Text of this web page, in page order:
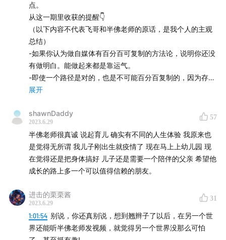
B 站用户还是最包容的，对 up 主恰饭相对宽容
整个市场就是两极分化的
预算投放的现实情况
Part2 “做内容”的真诚建议
不要挑平台，得先去做才知道是什么样的感觉
全职做自媒体的前提：兼职收入是全职的三倍
最稳妥的办法：攥好手里的主业，多尝试副业
自媒体成功的正确答案只有一个：运气好
成功路径不可复制，就像刻舟求剑
点。
从这一期里收获的提醒👇
（以下内容不代表飞哥和半佛老师的原话，是我个人的主观
总结）
-如果你认为做自媒体有百分百可复制的方法论，说明你还没
有做明白。能做起来都是靠运气。
-即使一个路径是对的，也是不可能百分百复制的，因为存在
时空的变化，复制过去的成功路径就是在刻舟求剑。
限，运气保证上限。
-AI写作对内容创作目前起不到太大的作用，效率依然达不到
一个熟练的内容创作者的水平。AI不是一个很好的写手，但
AI是一个能给人很多启发的很博学的人。
-在内容创作上，目前对AI更好的应用是写好一段内容，让AI
来挑战、质疑我们。我们当作者，让AI当编辑。
约因素，因为很多行业是不存在试错空间的，容错范围极
小，是不会允许高频的试错的，所以必然无法融入基于大模
型的AI。
展开
shawnDaddy
2023.6.29
57
半佛老师很真诚 说起育儿 确实有不同的人生体验 我原来也
是觉得无所谓 我儿子刚出生就疫情了 现在马上上幼儿园 现
在觉得还是把身体搞好 儿子还是需要一个陪伴的父亲 希望他
成长的路上多一个可以值得信赖的朋友。
进击的栗栗酱
2023.6.29
31
1:01:54 别说，你还真别说，想到翘辫子了以后，在另一个世
界还能听半佛老师发视频，就觉得另一个世界没那么可怕